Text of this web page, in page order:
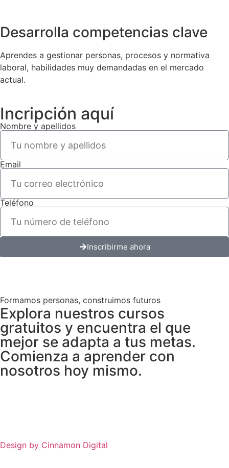
Desarrolla competencias clave
Aprendes a gestionar personas, procesos y normativa
laboral, habilidades muy demandadas en el mercado
actual.
Incripción aquí
Nombre y apellidos
Email
Teléfono
Inscribirme ahora
Formamos personas, construimos futuros
Explora nuestros cursos
gratuitos y encuentra el que
mejor se adapta a tus metas.
Comienza a aprender con
nosotros hoy mismo.
Design by Cinnamon Digital